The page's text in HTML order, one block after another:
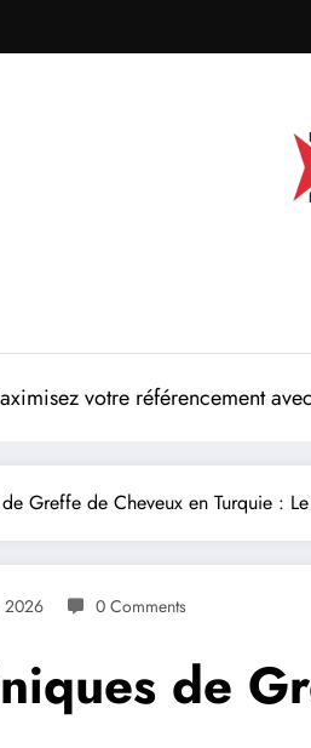
votre référencement
Greffe de Cheveux en Turquie :
2026 0 Comments
de